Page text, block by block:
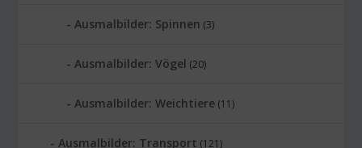
Ausmalbilder: Spinnen (3)
Ausmalbilder: Vögel (20)
Ausmalbilder: Weichtiere (11)
Ausmalbilder: Transport (121)